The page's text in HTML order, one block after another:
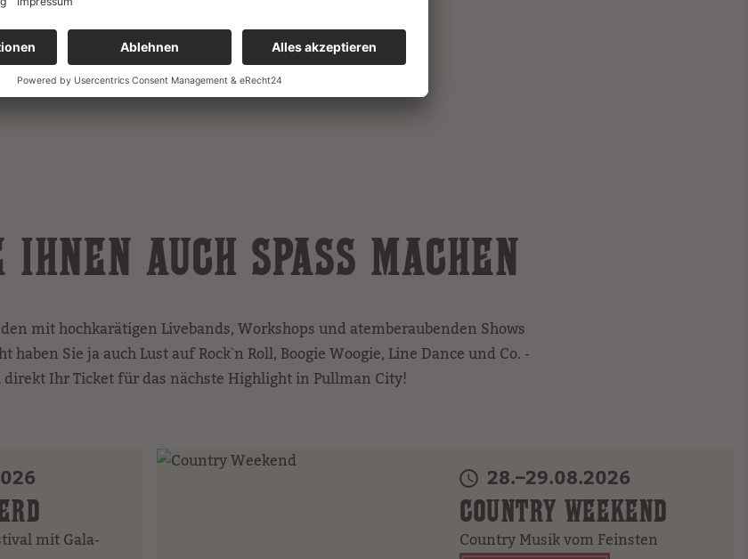
gebührenpflichtige Optionen. Die
AUCH SPASS MACHEN
mit hochkarätigen Livebands, Workshops und atemberaubenden Shows
Sie ja auch Lust auf Rock`n Roll, Boogie Woogie, Line Dance und Co. -
direkt Ihr Ticket für das nächste Highlight in Pullman City!
mit Gala-
28.–29.08.2026
COUNTRY WEEKEND
Country Musik vom Feinsten